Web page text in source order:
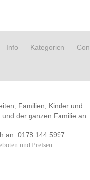
Info Kategorien
Familien, Kinder und
der ganzen Familie an.
an: 0178 144 5997
und Preisen